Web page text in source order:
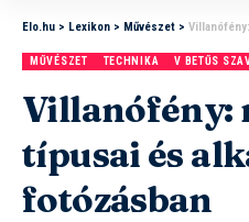
Elo.hu > Lexikon > Művészet > Villanófény:
MŰVÉSZET TECHNIKA V BETŰS
Villanófény:
típusai és
fotózásban